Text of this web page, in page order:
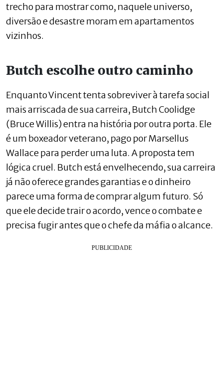
trecho para mostrar como, naquele universo,
diversão e desastre moram em apartamentos
vizinhos.
Butch escolhe outro caminho
Enquanto Vincent tenta sobreviver à tarefa social
mais arriscada de sua carreira, Butch Coolidge
(Bruce Willis) entra na história por outra porta. Ele
é um boxeador veterano, pago por Marsellus
Wallace para perder uma luta. A proposta tem
lógica cruel. Butch está envelhecendo, sua carreira
já não oferece grandes garantias e o dinheiro
parece uma forma de comprar algum futuro. Só
que ele decide trair o acordo, vence o combate e
precisa fugir antes que o chefe da máfia o alcance.